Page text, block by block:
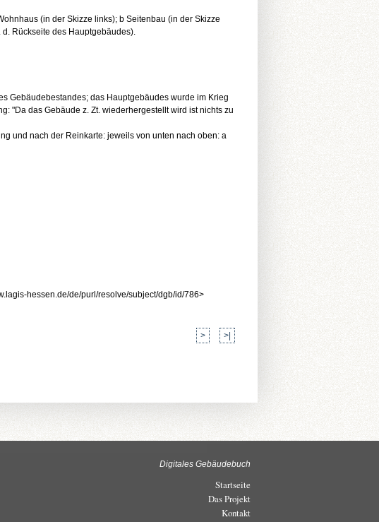
(in der Skizze links); b Seitenbau (in der Skizze
Rückseite des Hauptgebäudes).
Gebäudebestandes; das Hauptgebäudes wurde im Krieg
"Da das Gebäude z. Zt. wiederhergestellt wird ist nichts zu
und nach der Reinkarte: jeweils von unten nach oben: a
hessen.de/de/purl/resolve/subject/dgb/id/786>
> >|
Digitales Gebäudebuch
Startseite
Das Projekt
Kontakt